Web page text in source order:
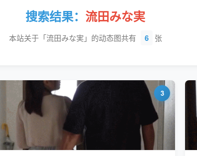
搜索结果： 流田みな実
本站关于「流田みな実」的动态图共有 6 张
3